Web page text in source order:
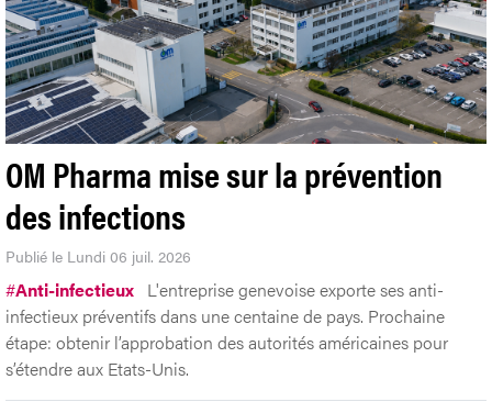
OM Pharma mise sur la prévention
des infections
Publié le Lundi 06 juil. 2026
#Anti-infectieux L'entreprise genevoise exporte ses anti-
infectieux préventifs dans une centaine de pays. Prochaine
étape: obtenir l’approbation des autorités américaines pour
s’étendre aux Etats-Unis.